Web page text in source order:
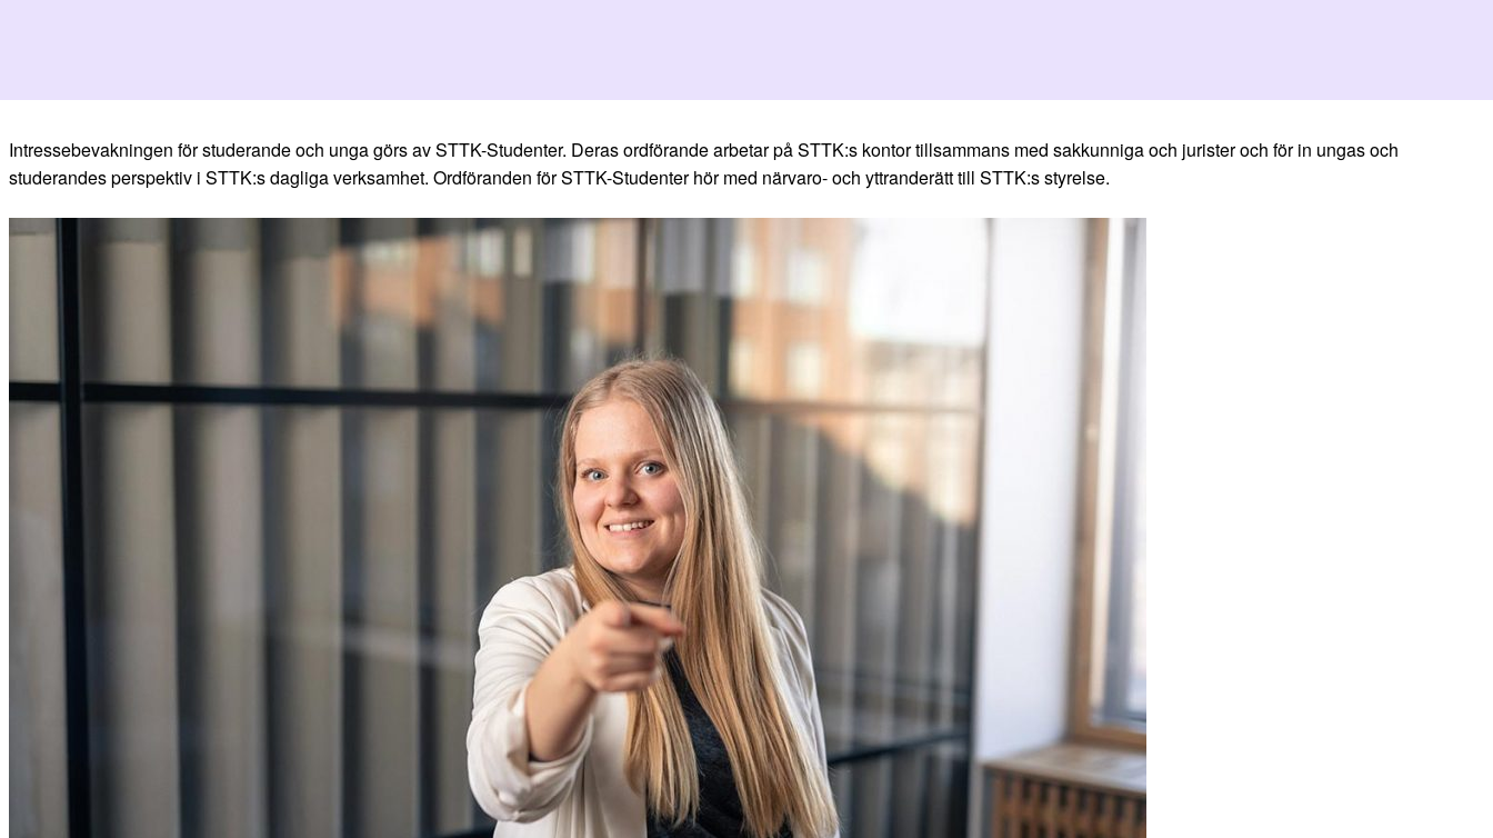
Intressebevakningen för studerande och unga görs av STTK-Studenter. Deras ordförande arbetar på STTK:s kontor tillsammans med sakkunniga och jurister och för in ungas och
studerandes perspektiv i STTK:s dagliga verksamhet. Ordföranden för STTK-Studenter hör med närvaro- och yttranderätt till STTK:s styrelse.